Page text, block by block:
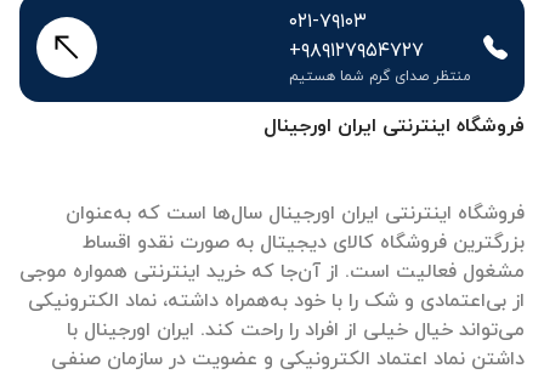
فروشگاه اینترنتی ایران اورجینال
فروشگاه اینترنتی ایران اورجینال سال‌ها است که به‌عنوان
بزرگترین فروشگاه کالای دیجیتال به صورت نقدو اقساط
مشغول فعالیت است. از آن‌جا که خرید اینترنتی همواره موجی
از بی‌اعتمادی و شک را با خود به‌همراه داشته، نماد الکترونیکی
می‌تواند خیال خیلی از افراد را راحت کند. ایران اورجینال با
داشتن نماد اعتماد الکترونیکی و عضویت در سازمان صنفی
۰۲۱-۷۹۱۰۳
+۹۸۹۱۲۷۹۵۴۷۲۷
منتظر صدای گرم شما هستیم